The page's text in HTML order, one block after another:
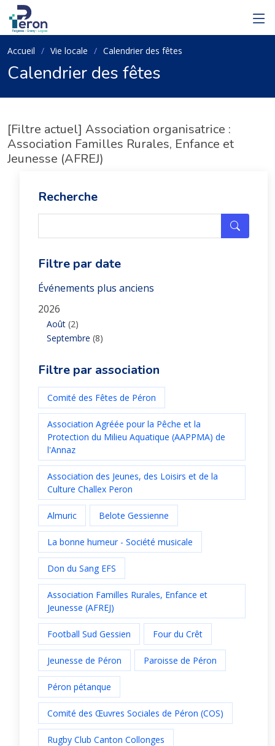
Accueil Vie locale Calendrier des fêtes
Calendrier des fêtes
[Filtre actuel] Association organisatrice :
Association Familles Rurales, Enfance et
Jeunesse (AFREJ)
Recherche
Filtre par date
Événements plus anciens
2026
Août (2)
Septembre (8)
Filtre par association
Comité des Fêtes de Péron
Association Agréée pour la Pêche et la
Protection du Milieu Aquatique (AAPPMA) de
l'Annaz
Association des Jeunes, des Loisirs et de la
Culture Challex Peron
Almuric Belote Gessienne
La bonne humeur - Société musicale
Don du Sang EFS
Association Familles Rurales, Enfance et
Jeunesse (AFREJ)
Football Sud Gessien Four du Crêt
Jeunesse de Péron Paroisse de Péron
Péron pétanque
Comité des Œuvres Sociales de Péron (COS)
Rugby Club Canton Collonges